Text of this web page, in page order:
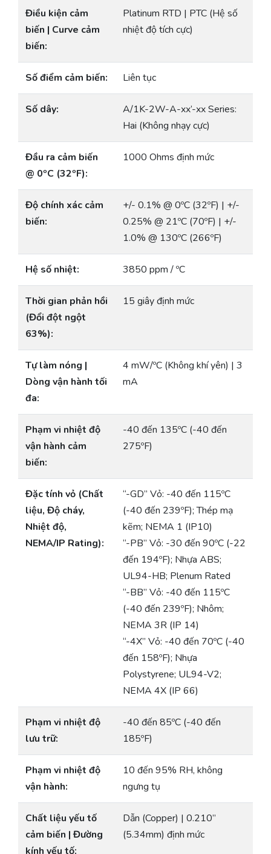
Điều kiện cảm
biến | Curve cảm
biến:
Platinum RTD | PTC (Hệ số
nhiệt độ tích cực)
Số điểm cảm biến: Liên tục
Số dây:
A/1K-2W-A-xx’-xx Series:
Hai (Không nhạy cực)
Đầu ra cảm biến
@ 0ºC (32ºF):
1000 Ohms định mức
Độ chính xác cảm
biến:
+/- 0.1% @ 0ºC (32ºF) | +/-
0.25% @ 21ºC (70ºF) | +/-
1.0% @ 130ºC (266ºF)
Hệ số nhiệt: 3850 ppm / ºC
Thời gian phản hồi
(Đổi đột ngột
63%):
15 giây định mức
Tự làm nóng |
Dòng vận hành tối
đa:
4 mW/ºC (Không khí yên) | 3
mA
Phạm vi nhiệt độ
vận hành cảm
biến:
-40 đến 135ºC (-40 đến
275ºF)
Đặc tính vỏ (Chất
liệu, Độ cháy,
Nhiệt độ,
NEMA/IP Rating):
“-GD” Vỏ: -40 đến 115ºC
(-40 đến 239ºF); Thép mạ
kẽm; NEMA 1 (IP10)
“-PB” Vỏ: -30 đến 90ºC (-22
đến 194ºF); Nhựa ABS;
UL94-HB; Plenum Rated
“-BB” Vỏ: -40 đến 115ºC
(-40 đến 239ºF); Nhôm;
NEMA 3R (IP 14)
“-4X” Vỏ: -40 đến 70ºC (-40
đến 158ºF); Nhựa
Polystyrene; UL94-V2;
NEMA 4X (IP 66)
Phạm vi nhiệt độ
lưu trữ:
-40 đến 85ºC (-40 đến
185ºF)
Phạm vi nhiệt độ
vận hành:
10 đến 95% RH, không
ngưng tụ
Chất liệu yếu tố
cảm biến | Đường
kính yếu tố:
Dẫn (Copper) | 0.210”
(5.34mm) định mức